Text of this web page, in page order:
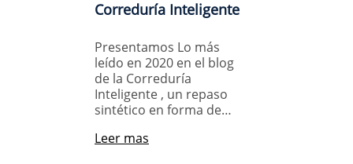
Correduría Inteligente
Presentamos Lo más
leído en 2020 en el blog
de la Correduría
Inteligente , un repaso
sintético en forma de…
Leer mas